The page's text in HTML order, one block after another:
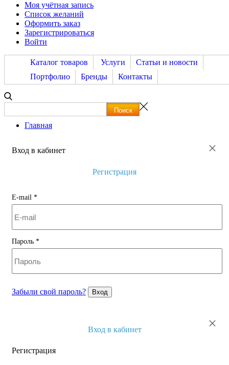
Моя учётная запись
Список желаний
Оформить заказ
Зарегистрироваться
Войти
Каталог товаров Услуги
Статьи и новости
Портфолио
Бренды Контакты
Главная
×
Вход в кабинет
Регистрация
E-mail *
Пароль *
Забыли свой пароль? Вход
×
Вход в кабинет
Регистрация